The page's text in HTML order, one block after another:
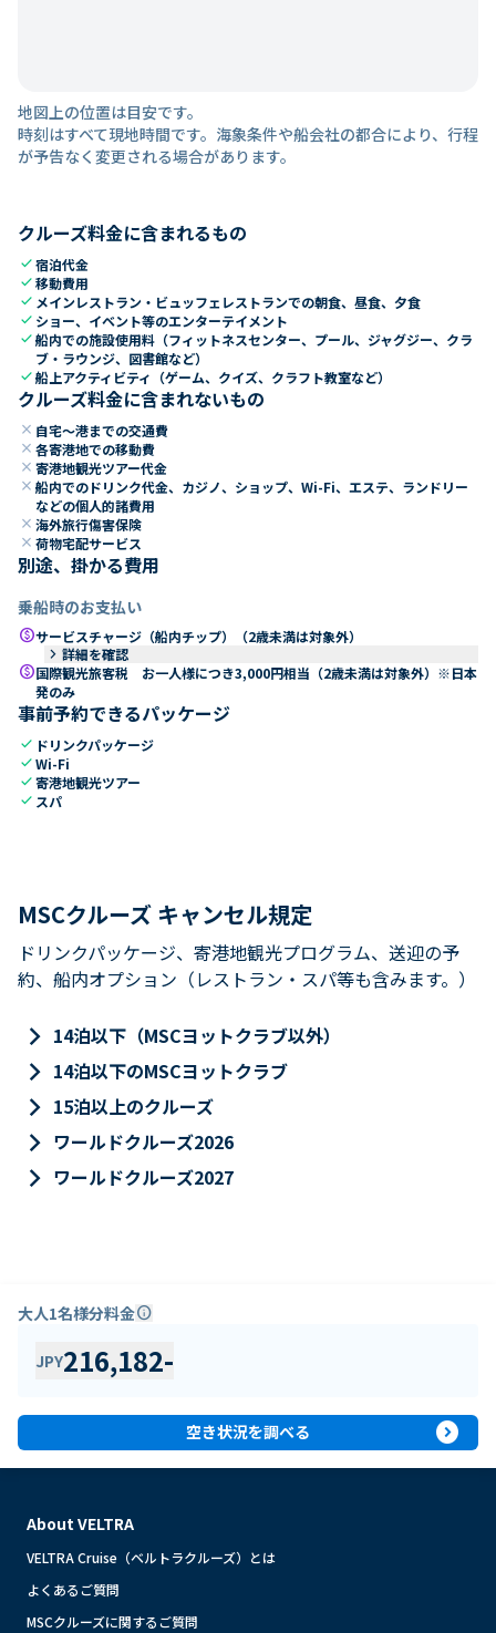
地図上の位置は目安です。
時刻はすべて現地時間です。海象条件や船会社の都合により、行程
が予告なく変更される場合があります。
クルーズ料金に含まれるもの
check宿泊代金
check移動費用
check メインレストラン・ビュッフェレストランでの朝食、昼食、夕食
check ショー、イベント等のエンターテイメント
check船内での施設使用料（フィットネスセンター、プール、ジャグジー、クラ
ブ・ラウンジ、図書館など）
check船上アクティビティ（ゲーム、クイズ、クラフト教室など）
クルーズ料金に含まれないもの
close 自宅～港までの交通費
close 各寄港地での移動費
close 寄港地観光ツアー代金
close 船内でのドリンク代金、カジノ、ショップ、Wi-Fi、エステ、ランドリー
などの個人的諸費用
close 海外旅行傷害保険
close 荷物宅配サービス
別途、掛かる費用
乗船時のお支払い
paidサービスチャージ（船内チップ）（2歳未満は対象外）
keyboard_arrow_right 詳細を確認
paid国際観光旅客税 お一人様につき3,000円相当（2歳未満は対象外）※日本
発のみ
事前予約できるパッケージ
check ドリンクパッケージ
checkWi-Fi
check寄港地観光ツアー
check スパ
MSCクルーズ キャンセル規定
ドリンクパッケージ、寄港地観光プログラム、送迎の予
約、船内オプション（レストラン・スパ等も含みます。）
keyboard_arrow_right 14泊以下（MSCヨットクラブ以外）
keyboard_arrow_right 14泊以下のMSCヨットクラブ
keyboard_arrow_right 15泊以上のクルーズ
keyboard_arrow_right ワールドクルーズ2026
keyboard_arrow_right ワールドクルーズ2027
大人1名様分料金info
JPY216,182-
空き状況を調べる expand_circle_right
About VELTRA
VELTRA Cruise（ベルトラクルーズ）とは
よくあるご質問
MSCクルーズに関するご質問